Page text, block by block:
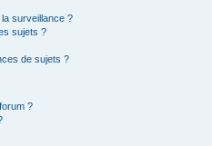
surveillance ?
sujets ?
de sujets ?
?